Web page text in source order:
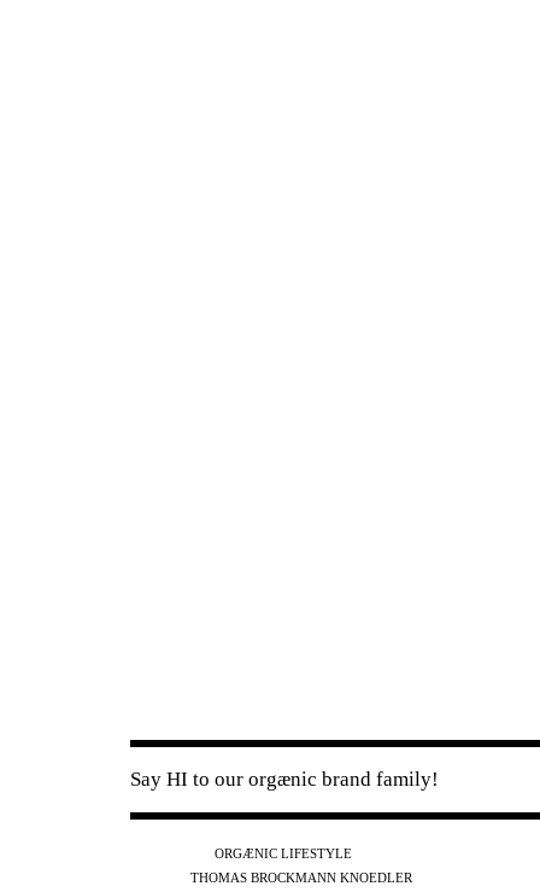
Say HI to our orgænic brand family!
ORGÆNIC LIFESTYLE
THOMAS BROCKMANN KNOEDLER